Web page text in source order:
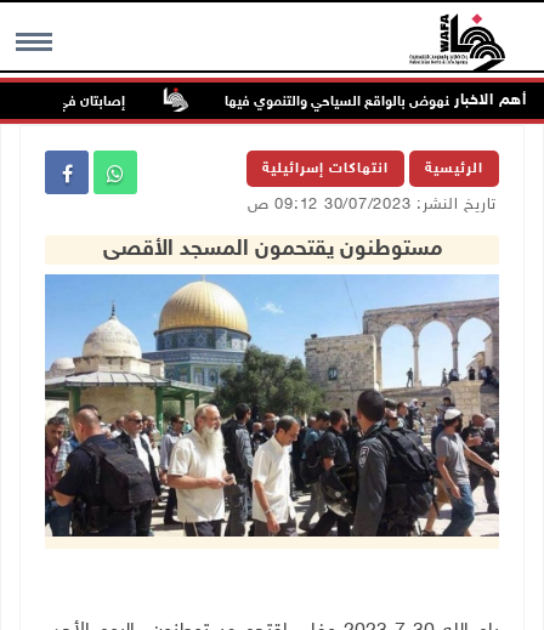
MENU أهم الاخبار
ويؤكد النهوض بالواقع السياحي والتنموي فيها إصابتان في هجوم
الرئيسية انتهاكات إسرائيلية
تاريخ النشر: 30/07/2023 09:12 ص
مستوطنون يقتحمون المسجد الأقصى